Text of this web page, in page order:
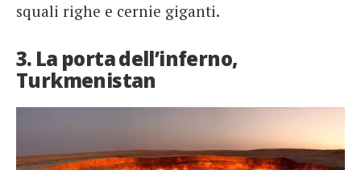
squali righe e cernie giganti.
3. La porta dell’inferno,
Turkmenistan